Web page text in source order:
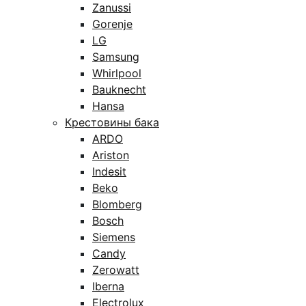
Zanussi
Gorenje
LG
Samsung
Whirlpool
Bauknecht
Hansa
Крестовины бака
ARDO
Ariston
Indesit
Beko
Blomberg
Bosch
Siemens
Candy
Zerowatt
Iberna
Electrolux